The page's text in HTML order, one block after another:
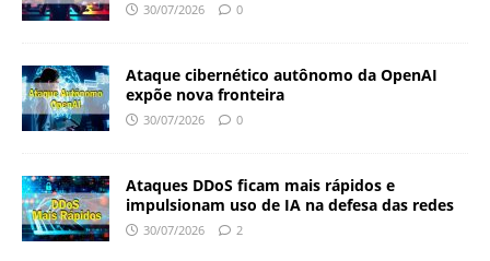
30/07/2026 0
Ataque cibernético autônomo da OpenAI
expõe nova fronteira
30/07/2026 0
Ataques DDoS ficam mais rápidos e
impulsionam uso de IA na defesa das redes
30/07/2026 2